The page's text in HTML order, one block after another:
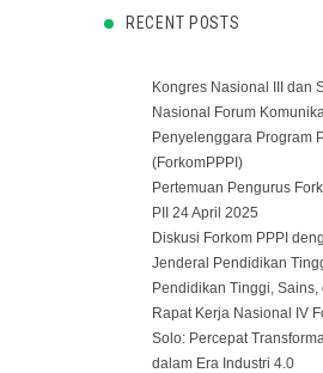
RECENT POSTS
Kongres Nasional III dan
Nasional Forum
Penyelenggara Program
(ForkomPPPI)
Pertemuan Pengurus
PII 24 April 2025
Diskusi Forkom PPPI
Jenderal Pendidikan
Pendidikan Tinggi, Sains,
Rapat Kerja Nasional IV
Solo: Percepat
dalam Era Industri 4.0